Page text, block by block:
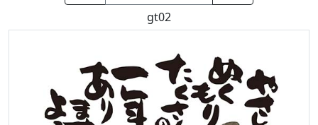
gt02